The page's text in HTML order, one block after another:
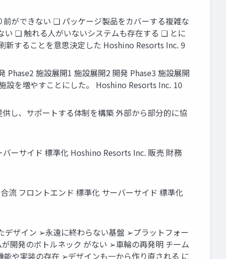
ができない ❏ パッケージ製品をカバーする複雑な
❏ 触れる人がいないシステムも存在する ❏ とに
新することを意思決定した Hoshino Resorts Inc. 9
Phase2 施設展開1 施設展開2 開発 Phase3 施設展開
設を増やすことにした。 Hoshino Resorts Inc. 10
、サポートする体制を構築 外部から部分的に協
ーサイド 標準化 Hoshino Resorts Inc. 販売 財務
流 フロントエンド 標準化 サーバーサイド 標準化
ザイン ➢永遠に終わらない基盤 ➢プラットフォー
開発のボトルネック がない ➢車輪の再発明 チーム
や実装の存在 ➢デザインも一から作り直される に